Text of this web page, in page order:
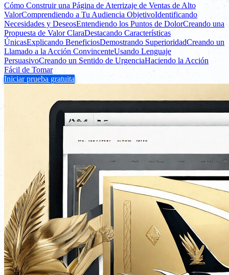
Cómo Construir una Página de Aterrizaje de Ventas de Alto
ValorComprendiendo a Tu Audiencia ObjetivoIdentificando
Necesidades y DeseosEntendiendo los Puntos de DolorCreando una
Propuesta de Valor ClaraDestacando Características
ÚnicasExplicando BeneficiosDemostrando SuperioridadCreando un
Llamado a la Acción ConvincenteUsando Lenguaje
PersuasivoCreando un Sentido de UrgenciaHaciendo la Acción
Fácil de Tomar
Iniciar prueba gratuita